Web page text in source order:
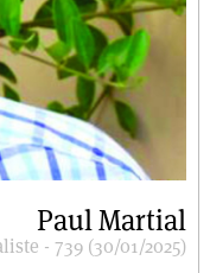
Paul Martial
- 739 (30/01/2025)